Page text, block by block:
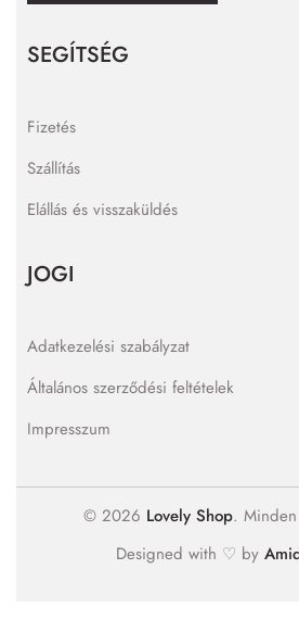
SEGÍTSÉG
Fizetés
Szállítás
Elállás és visszaküldés
JOGI
Adatkezelési szabályzat
Általános szerződési feltételek
Impresszum
© 2026 Lovely Shop.
Designed with ♡ by